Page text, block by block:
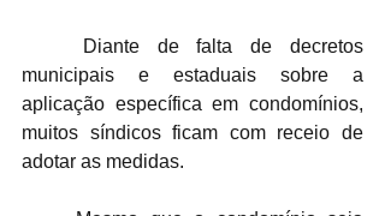
municipais e estaduais sobre a
aplicação específica em condomínios,
muitos síndicos ficam com receio de
adotar as medidas.